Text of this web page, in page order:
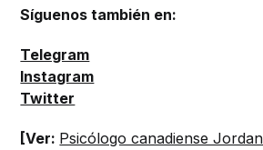
Síguenos también en:
Telegram
Instagram
Twitter
[Ver: Psicólogo canadiense